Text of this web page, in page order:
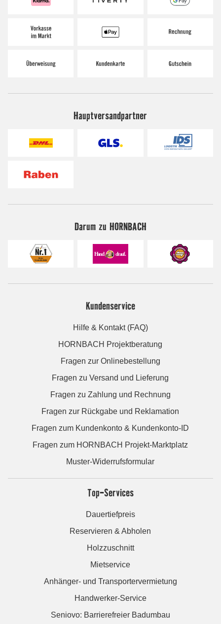
Hauptversandpartner
Darum zu HORNBACH
Kundenservice
Hilfe & Kontakt (FAQ)
HORNBACH Projektberatung
Fragen zur Onlinebestellung
Fragen zu Versand und Lieferung
Fragen zu Zahlung und Rechnung
Fragen zur Rückgabe und Reklamation
Fragen zum Kundenkonto & Kundenkonto-ID
Fragen zum HORNBACH Projekt-Marktplatz
Muster-Widerrufsformular
Top-Services
Dauertiefpreis
Reservieren & Abholen
Holzzuschnitt
Mietservice
Anhänger- und Transportervermietung
Handwerker-Service
Seniovo: Barrierefreier Badumbau